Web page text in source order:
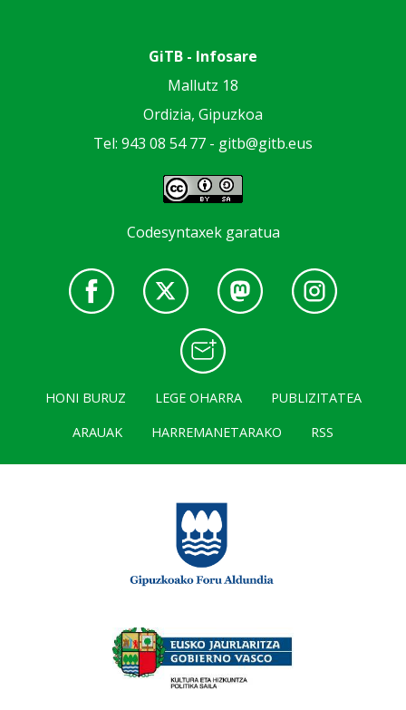
GiTB - Infosare
Mallutz 18
Ordizia, Gipuzkoa
Tel: 943 08 54 77 - gitb@gitb.eus
Codesyntaxek garatua
HONI BURUZ LEGE OHARRA
PUBLIZITATEA
ARAUAK
HARREMANETARAKO RSS